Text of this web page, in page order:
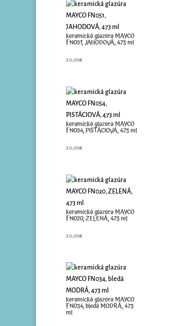
keramická glazúra MAYCO
FN051, JAHODOVÁ, 473 ml
20,00€
keramická glazúra MAYCO
FN054, PISTÁCIOVÁ, 473 ml
20,00€
keramická glazúra MAYCO
FN020, ZELENÁ, 473 ml
20,00€
keramická glazúra MAYCO
FN034, bledá MODRÁ, 473
ml